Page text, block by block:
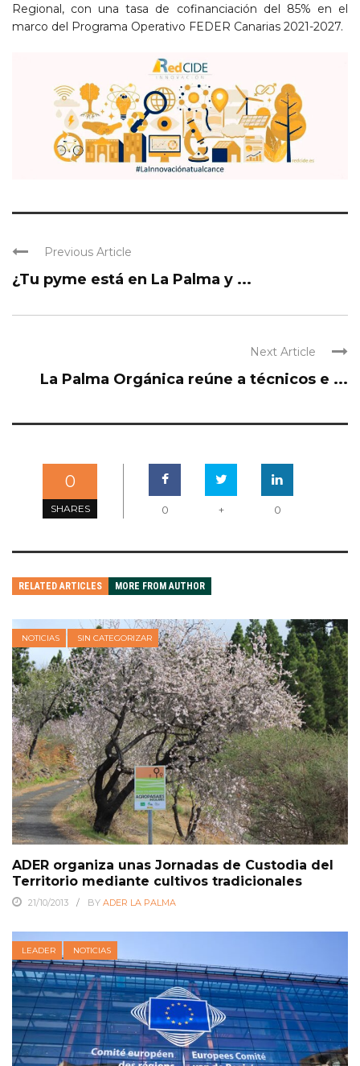
Regional, con una tasa de cofinanciación del 85% en el
marco del Programa Operativo FEDER Canarias 2021-2027.
Previous Article
¿Tu pyme está en La Palma y ...
Next Article
La Palma Orgánica reúne a técnicos e ...
0
SHARES 0 + 0
RELATED ARTICLES MORE FROM AUTHOR
NOTICIAS SIN CATEGORIZAR
ADER organiza unas Jornadas de Custodia del
Territorio mediante cultivos tradicionales
21/10/2013 BY ADER LA PALMA
LEADER NOTICIAS